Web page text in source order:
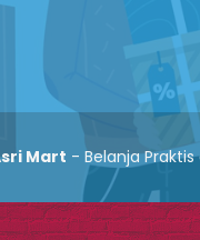
Mart - Belanja